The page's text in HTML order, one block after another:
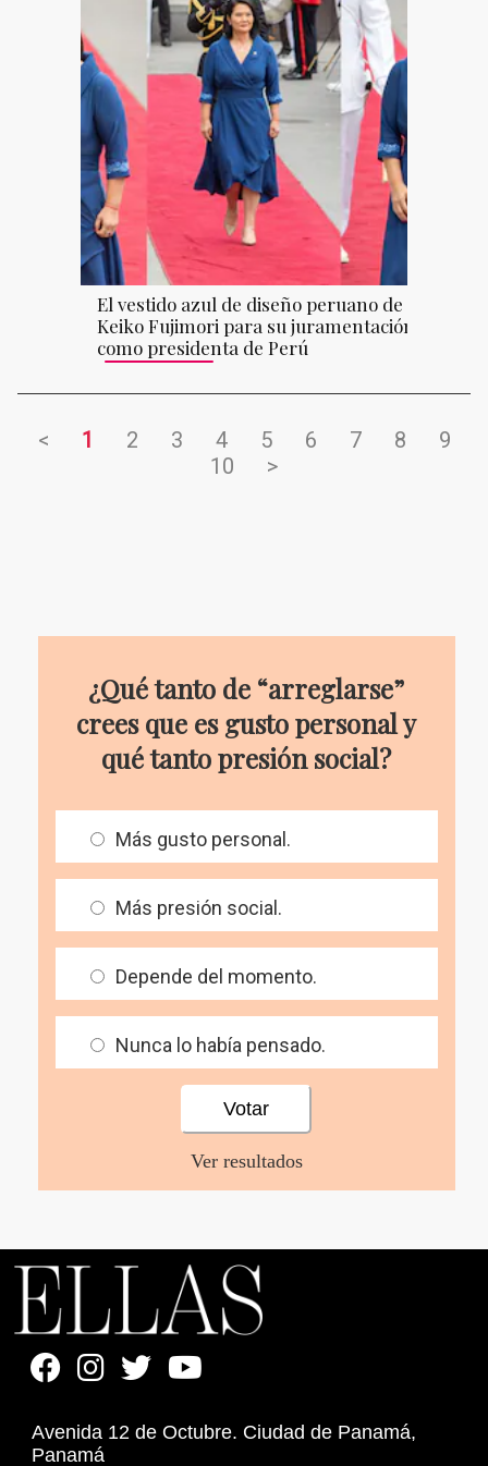
El vestido azul de diseño peruano de
Keiko Fujimori para su juramentación
como presidenta de Perú
< 1 2 3 4 5 6 7 8
9
10
>
¿Qué tanto de “arreglarse”
crees que es gusto personal y
qué tanto presión social?
Más gusto personal.
Más presión social.
Depende del momento.
Nunca lo había pensado.
Ver resultados
Avenida 12 de Octubre. Ciudad de Panamá,
Panamá